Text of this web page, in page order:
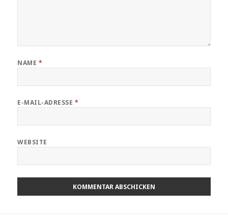
NAME *
E-MAIL-ADRESSE *
WEBSITE